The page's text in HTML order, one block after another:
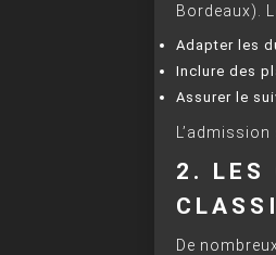
Bordeaux).
Adapter les
Inclure des
Assurer le
2. LES
De